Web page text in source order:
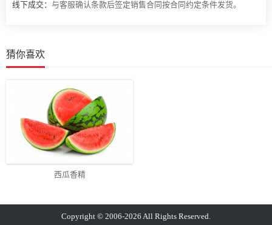
线下成交： 与客服确认条款后签定销售合同按合同约定条件发货。
猜你喜欢
西瓜香精
Copyright © 2006-2026 All Rights Reserved.